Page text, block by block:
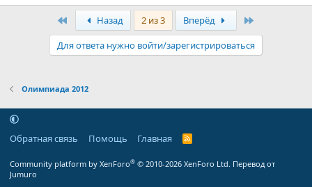
ПервыйНазад 2 из 3 Вперёд
Для ответа нужно войти/зарегистрироваться
Олимпиада 2012
Обратная связь Помощь Главная
R
Community platform by XenForo® © 2010-2026 XenForo Ltd. Перевод от
Jumuro